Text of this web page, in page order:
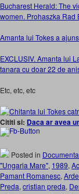
Bucharest Herald: The
women. Prohaszka Rad
Amanta lui Tokes a
EXCLUSIV. Amanta lui
tanara cu doar 22 de
Etc, etc, etc
Cititi si: Daca ar avea
Posted in
"Ungaria Mare", 1989,
Pamant Romanesc,
Preda, cristian preda,